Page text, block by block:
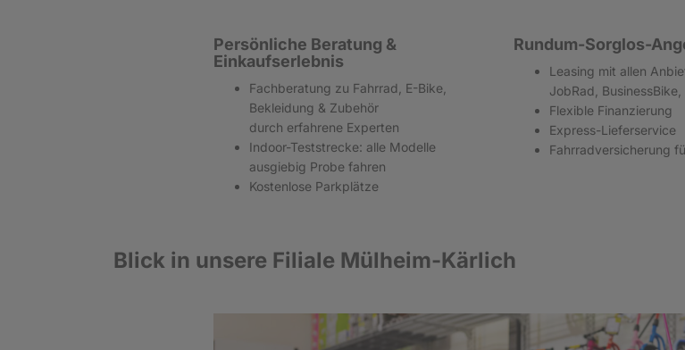
Persönliche Beratung &
Einkaufserlebnis
Fachberatung zu Fahrrad, E-Bike,
Bekleidung & Zubehör
durch erfahrene Experten
Indoor-Teststrecke: alle Modelle
ausgiebig Probe fahren
Kostenlose Parkplätze
Rundum-Sorglos-
Leasing mit allen
JobRad,
Flexible Finanzierung
Express-Lieferservice
Fahrradversicherung
Blick in unsere Filiale Mülheim-Kärlich